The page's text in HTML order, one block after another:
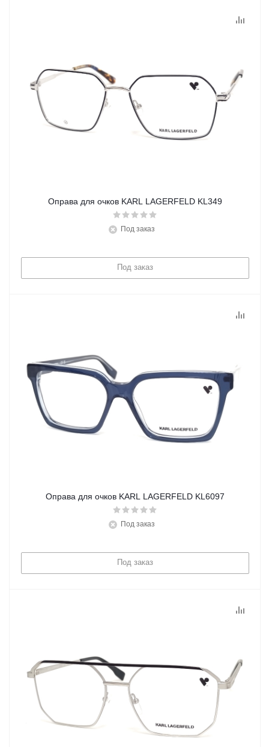
Оправа для очков KARL LAGERFELD KL349
Под заказ
Под заказ
Оправа для очков KARL LAGERFELD KL6097
Под заказ
Под заказ